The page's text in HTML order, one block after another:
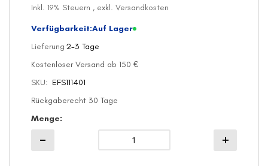
Inkl. 19% Steuern , exkl. Versandkosten
Verfügbarkeit:Auf Lager
Lieferung 2-3 Tage
Kostenloser Versand ab 150 €
Rückgaberecht 30 Tage
SKU EFS111401
Menge